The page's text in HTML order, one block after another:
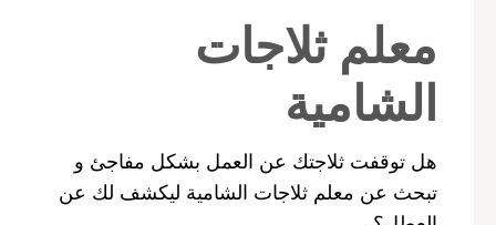
معلم ثلاجات
الشامية
هل توقفت ثلاجتك عن العمل بشكل مفاجئ و
تبحث عن معلم ثلاجات الشامية ليكشف لك عن